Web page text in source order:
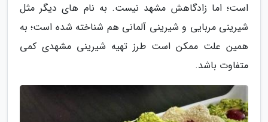
است؛ اما زادگاهش مشهد نیست. به نام های دیگر مثل
شیرینی مربایی و شیرینی آلمانی هم شناخته شده است؛ به
همین علت ممکن است طرز تهیه شیرینی مشهدی کمی
متفاوت باشد.